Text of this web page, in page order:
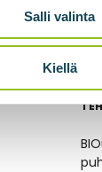
Salli valinta
Kiellä